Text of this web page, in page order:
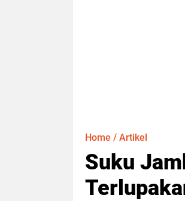
Home / Artikel
Suku